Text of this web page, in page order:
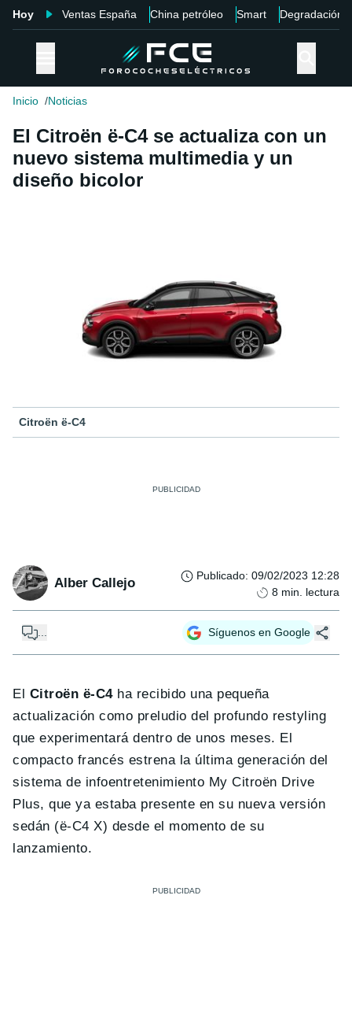
Hoy Ventas España China petróleo Smart Degradación
Inicio Noticias
El Citroën ë-C4 se actualiza con un
nuevo sistema multimedia y un
diseño bicolor
Citroën ë-C4
Alber Callejo Publicado: 09/02/2023 12:28
8 min. lectura
... Síguenos en Google
El Citroën ë-C4ha recibido una pequeña
actualización como preludio del profundo restyling
que experimentará dentro de unos meses. El
compacto francés estrena la última generación del
sistema de infoentretenimiento My Citroën Drive
Plus, que ya estaba presente en su nueva versión
sedán (ë-C4 X) desde el momento de su
lanzamiento.